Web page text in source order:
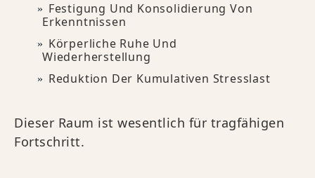
Festigung Und Konsolidierung Von
Erkenntnissen
Körperliche Ruhe Und
Wiederherstellung
Reduktion Der Kumulativen Stresslast
Dieser Raum ist wesentlich für tragfähigen
Fortschritt.